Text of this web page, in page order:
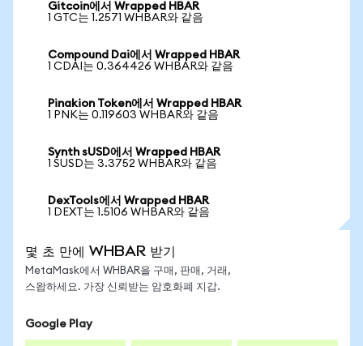
Gitcoin에서 Wrapped HBAR
1 GTC는 1.2571 WHBAR와 같음
Compound Dai에서 Wrapped HBAR
1 CDAI는 0.364426 WHBAR와 같음
Pinakion Token에서 Wrapped HBAR
1 PNK는 0.119603 WHBAR와 같음
Synth sUSD에서 Wrapped HBAR
1 SUSD는 3.3752 WHBAR와 같음
DexTools에서 Wrapped HBAR
1 DEXT는 1.5106 WHBAR와 같음
몇 초 만에 WHBAR 받기
MetaMask에서 WHBAR을 구매, 판매, 거래,
스왑하세요. 가장 신뢰받는 암호화폐 지갑.
Google Play